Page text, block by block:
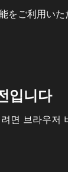
をご利用い
입니다
면 브라우저